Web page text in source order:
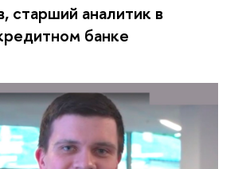
старший аналитик в
банке